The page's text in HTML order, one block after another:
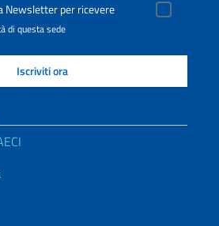
Newsletter per ricevere
di questa sede